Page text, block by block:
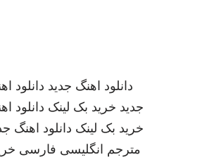
دانلود اهنگ جدید دانلود
جدید خرید بک لینک دانلود
خرید بک لینک دانلود اهنگ
مترجم انگلیسی فارسی